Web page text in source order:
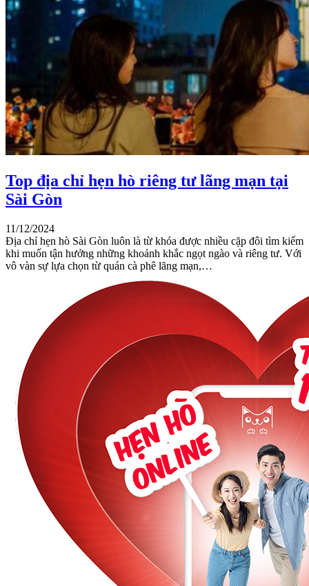
Top địa chỉ hẹn hò riêng tư lãng mạn tại
Sài Gòn
11/12/2024
Địa chỉ hẹn hò Sài Gòn luôn là từ khóa được nhiều cặp đôi tìm kiếm
khi muốn tận hưởng những khoảnh khắc ngọt ngào và riêng tư. Với
vô vàn sự lựa chọn từ quán cà phê lãng mạn,…